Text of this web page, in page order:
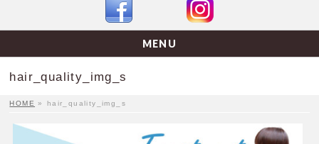
MENU
hair_quality_img_s
HOME » hair_quality_img_s